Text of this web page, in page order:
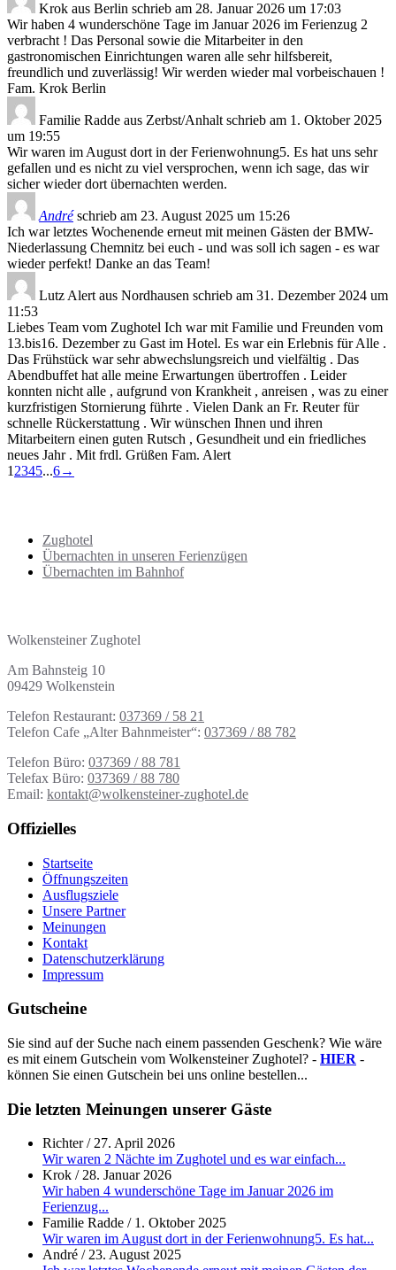
Krok aus Berlin schrieb am 28. Januar 2026 um 17:03
Wir haben 4 wunderschöne Tage im Januar 2026 im Ferienzug 2
verbracht ! Das Personal sowie die Mitarbeiter in den
gastronomischen Einrichtungen waren alle sehr hilfsbereit,
freundlich und zuverlässig! Wir werden wieder mal vorbeischauen !
Fam. Krok Berlin
Familie Radde aus Zerbst/Anhalt schrieb am 1. Oktober 2025
um 19:55
Wir waren im August dort in der Ferienwohnung5. Es hat uns sehr
gefallen und es nicht zu viel versprochen, wenn ich sage, das wir
sicher wieder dort übernachten werden.
André schrieb am 23. August 2025 um 15:26
Ich war letztes Wochenende erneut mit meinen Gästen der BMW-
Niederlassung Chemnitz bei euch - und was soll ich sagen - es war
wieder perfekt! Danke an das Team!
Lutz Alert aus Nordhausen schrieb am 31. Dezember 2024 um
11:53
Liebes Team vom Zughotel Ich war mit Familie und Freunden vom
13.bis16. Dezember zu Gast im Hotel. Es war ein Erlebnis für Alle .
Das Frühstück war sehr abwechslungsreich und vielfältig . Das
Abendbuffet hat alle meine Erwartungen übertroffen . Leider
konnten nicht alle , aufgrund von Krankheit , anreisen , was zu einer
kurzfristigen Stornierung führte . Vielen Dank an Fr. Reuter für
schnelle Rückerstattung . Wir wünschen Ihnen und ihren
Mitarbeitern einen guten Rutsch , Gesundheit und ein friedliches
neues Jahr . Mit frdl. Grüßen Fam. Alert
Navigation
1 2345...6→
Zughotel
Übernachten in unseren Ferienzügen
Übernachten im Bahnhof
Wolkensteiner Zughotel
Am Bahnsteig 10
09429 Wolkenstein
Telefon Restaurant: 037369 / 58 21
Telefon Cafe „Alter Bahnmeister“: 037369 / 88 782
Telefon Büro: 037369 / 88 781
Telefax Büro: 037369 / 88 780
Email: kontakt@wolkensteiner-zughotel.de
Offizielles
Startseite
Öffnungszeiten
Ausflugsziele
Unsere Partner
Meinungen
Kontakt
Datenschutzerklärung
Impressum
Gutscheine
Sie sind auf der Suche nach einem passenden Geschenk? Wie wäre
es mit einem Gutschein vom Wolkensteiner Zughotel? - HIER -
können Sie einen Gutschein bei uns online bestellen...
Die letzten Meinungen unserer Gäste
Richter/27. April 2026
Wir waren 2 Nächte im Zughotel und es war einfach...
Krok /28. Januar 2026
Wir haben 4 wunderschöne Tage im Januar 2026 im
Ferienzug...
Familie Radde / 1. Oktober 2025
Wir waren im August dort in der Ferienwohnung5. Es hat...
André /23. August 2025